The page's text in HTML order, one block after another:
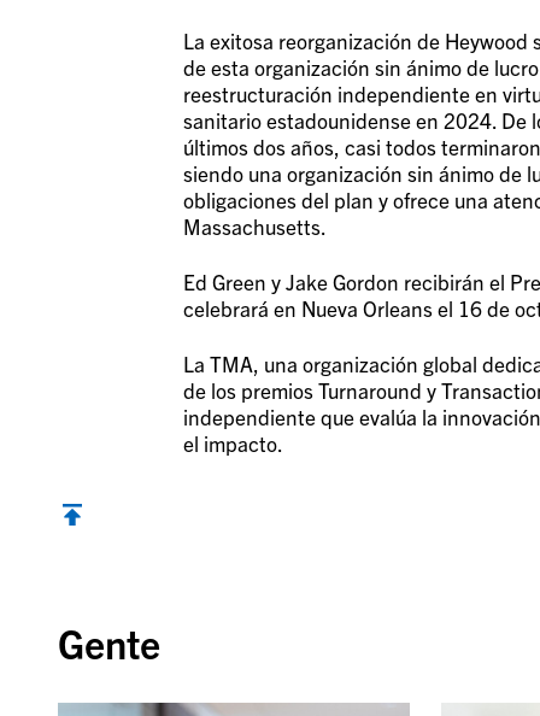
La exitosa reorganización de
de esta organización sin ánimo de
reestructuración independiente en
sanitario estadounidense en 2024. De
últimos dos años, casi todos
siendo una organización sin ánimo de
obligaciones del plan y ofrece una
Massachusetts.
Ed Green y Jake Gordon recibirán el
celebrará en Nueva Orleans el 16 de
La TMA, una organización global
de los premios Turnaround y
independiente que evalúa la
el impacto.
Gente